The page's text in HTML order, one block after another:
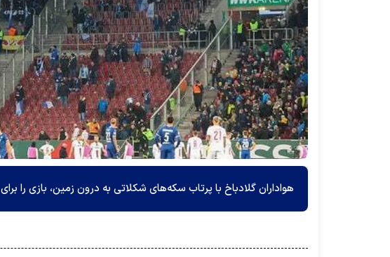
هواداران گلادباخ با پرتاب سکه‌های شکلاتی به درون زمین، بازی را برای ۵ دقیقه متوقف کردند.